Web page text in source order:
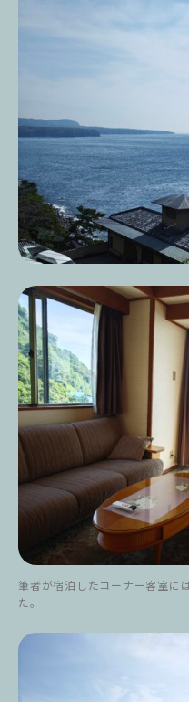
筆者が宿泊したコーナー客室に
た。